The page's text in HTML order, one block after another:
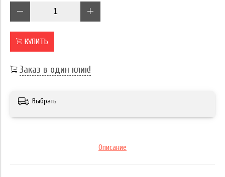
КУПИТЬ
Заказ в один клик!
Выбрать
Описание